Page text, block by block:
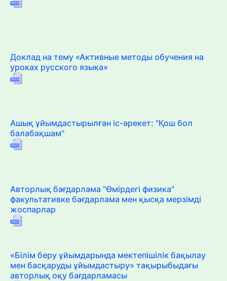
Доклад на тему «Активные методы обучения на
уроках русского языка»
Ашық ұйымдастырылған іс-әрекет: "Қош бол
балабақшам"
Авторлық бағдарлама "Өмірдегі физика"
факультативке бағдарлама мен қысқа мерзімді
жоспарлар
«Білім беру ұйымдарында мектепішілік бақылау
мен басқаруды ұйымдастыру» тақырыбыдағы
авторлық оқу бағдарламасы